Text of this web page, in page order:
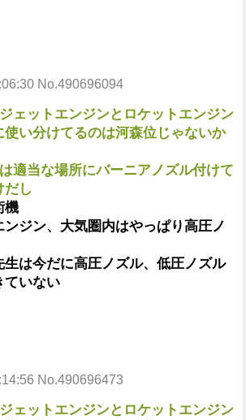
No.490696094
ェットエンジンとロケットエンジン
使い分けてるのは河森位じゃないか
適当な場所にバーニアノズル付けて
だし
機
ンジン、大気圏内はやっぱり高圧ノ
生は今だに高圧ノズル、低圧ノズル
ていない
No.490696473
ェットエンジンとロケットエンジン